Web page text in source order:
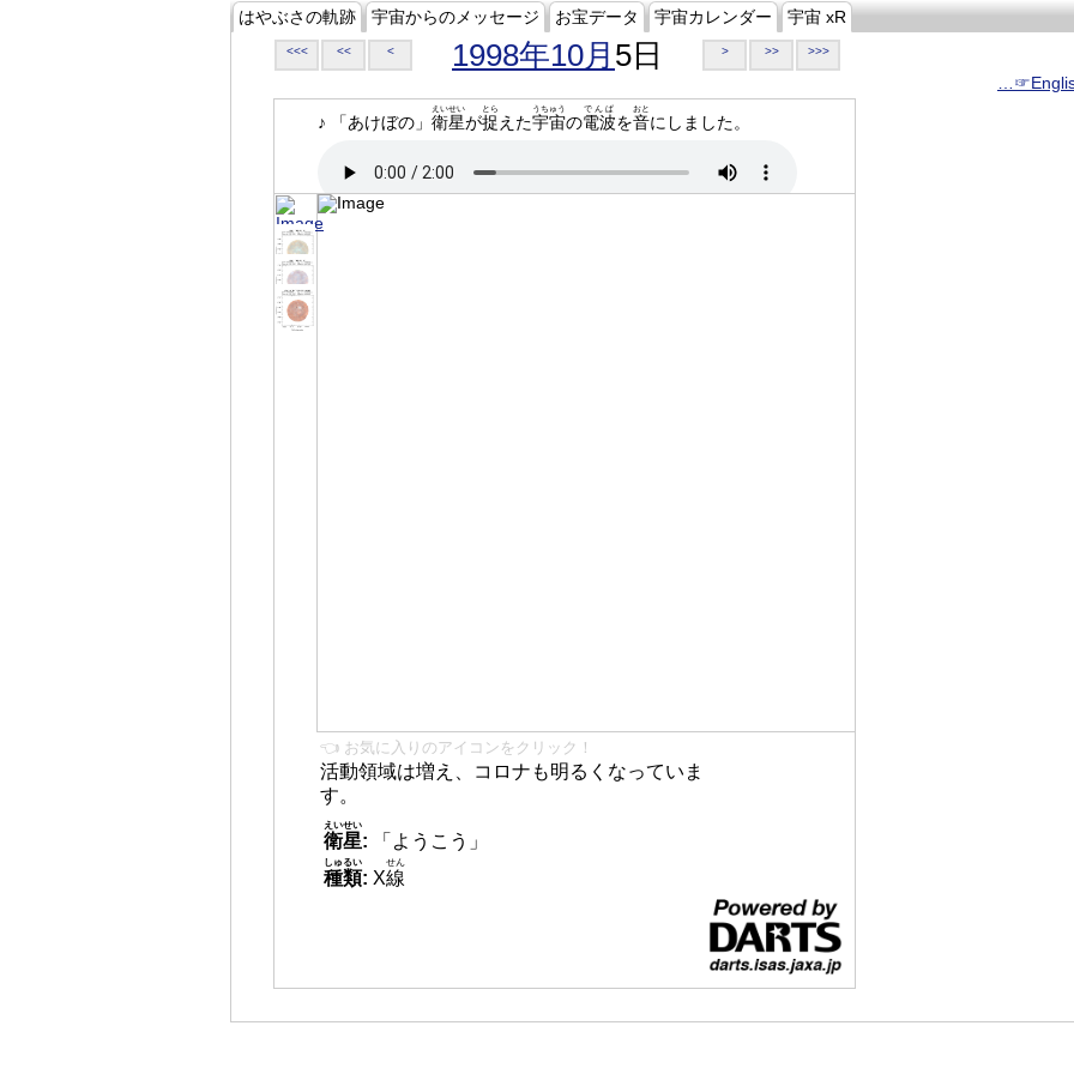
はやぶさの軌跡 宇宙からのメッセージ お宝データ 宇宙カレンダー 宇宙 xR
<<< << < 1998年10月 5日 > >> >>>
♪ 「あけぼの」 衛星
えいせい
が捉
とら
えた宇宙
うちゅう
の電波
でんぱ
を音
おと
にしました。
👈 お気に入りのアイコンをクリック！
活動領域は増え、コロナも明るくなっていま
す。
衛星
えいせい
:
「ようこう」
種類
しゅるい
: X線
せん